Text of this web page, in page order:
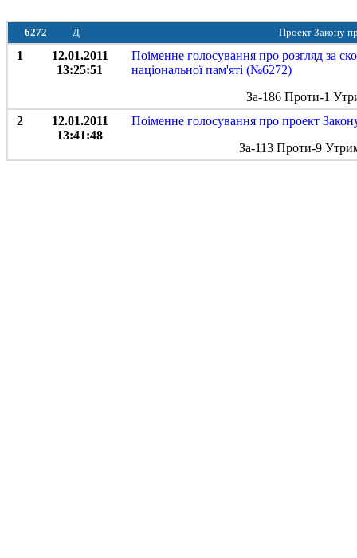
6272 Д Проект Закону
1
12.01.2011
13:25:51
Поіменне голосування про розгляд за
національної пам'яті (№6272)
За-186 Проти-1
2
12.01.2011
13:41:48
Поіменне голосування про проект
За-113 Проти-9